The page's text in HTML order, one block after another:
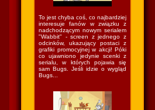
To jest chyba coś, co najbardziej
interesuje fanów w związku z
nadchodzącym nowym serialem
"Wabbit" - screen z jednego z
odcinków, ukazujący postaci z
grafiki promocyjnej w akcji! Póki
co ujawniono jedynie scenki z
serialu, w których pojawia się
sam Bugs. Jeśli idzie o wygląd
Bugs...